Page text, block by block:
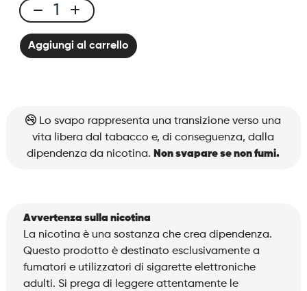
Click
&
Puff
Black
quantità
Aggiungi al carrello
Lo svapo rappresenta una transizione verso una
vita libera dal tabacco e, di conseguenza, dalla
dipendenza da nicotina. Non svapare se non fumi.
Avvertenza sulla nicotina
La nicotina è una sostanza che crea dipendenza.
Questo prodotto è destinato esclusivamente a
fumatori e utilizzatori di sigarette elettroniche
adulti. Si prega di leggere attentamente le